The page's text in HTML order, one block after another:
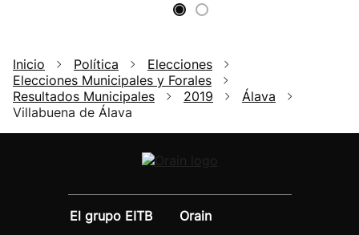
Inicio Política
Elecciones
Elecciones Municipales y Forales
Resultados Municipales
2019
Álava
Villabuena de Álava
El grupo EITB
Orain